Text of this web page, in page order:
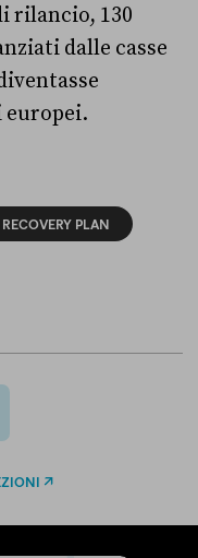
rilancio, 130
dalle casse
europei.
RECOVERY PLAN